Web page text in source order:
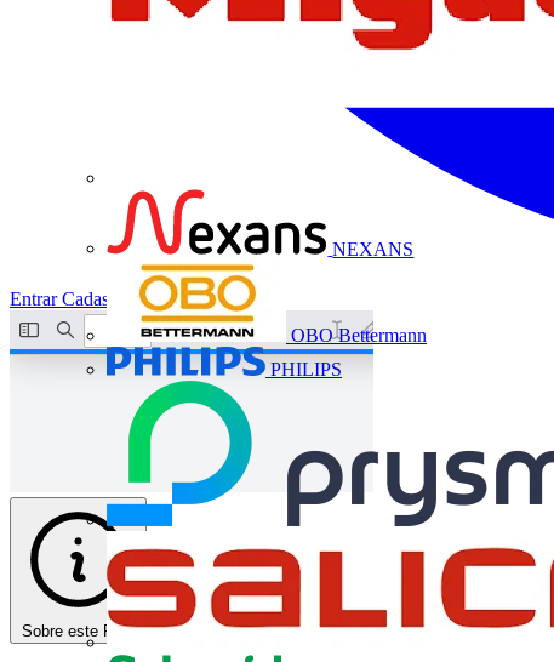
NEXANS
OBO Bettermann
PHILIPS
EntrarCadastrar
Sobre este PDF